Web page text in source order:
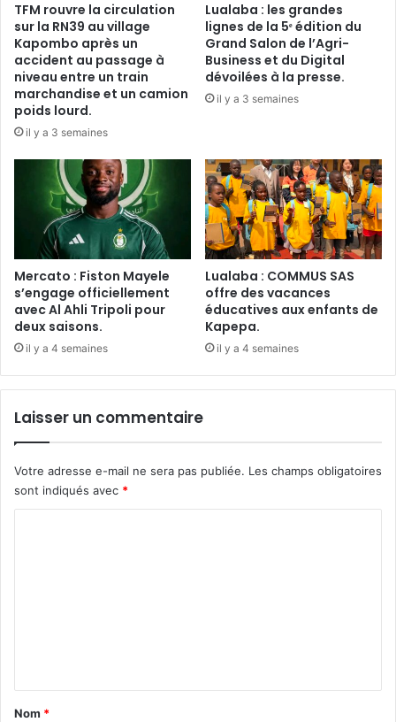
TFM rouvre la circulation
sur la RN39 au village
Kapombo après un
accident au passage à
niveau entre un train
marchandise et un camion
poids lourd.
il y a 3 semaines
Lualaba : les grandes
lignes de la 5ᵉ édition du
Grand Salon de l’Agri-
Business et du Digital
dévoilées à la presse.
il y a 3 semaines
Mercato : Fiston Mayele
s’engage officiellement
avec Al Ahli Tripoli pour
deux saisons.
il y a 4 semaines
Lualaba : COMMUS SAS
offre des vacances
éducatives aux enfants de
Kapepa.
il y a 4 semaines
Laisser un commentaire
Votre adresse e-mail ne sera pas publiée. Les champs obligatoires
sont indiqués avec *
a
Nom *